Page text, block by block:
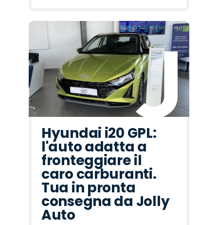
Hyundai i20 GPL:
l'auto adatta a
fronteggiare il
caro carburanti.
Tua in pronta
consegna da Jolly
Auto